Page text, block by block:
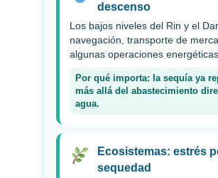
descenso
Los bajos niveles del Rin y el
navegación, transporte de
algunas operaciones
Por qué importa: la sequía ya
más allá del abastecimiento
agua.
Ecosistemas: estrés
sequedad